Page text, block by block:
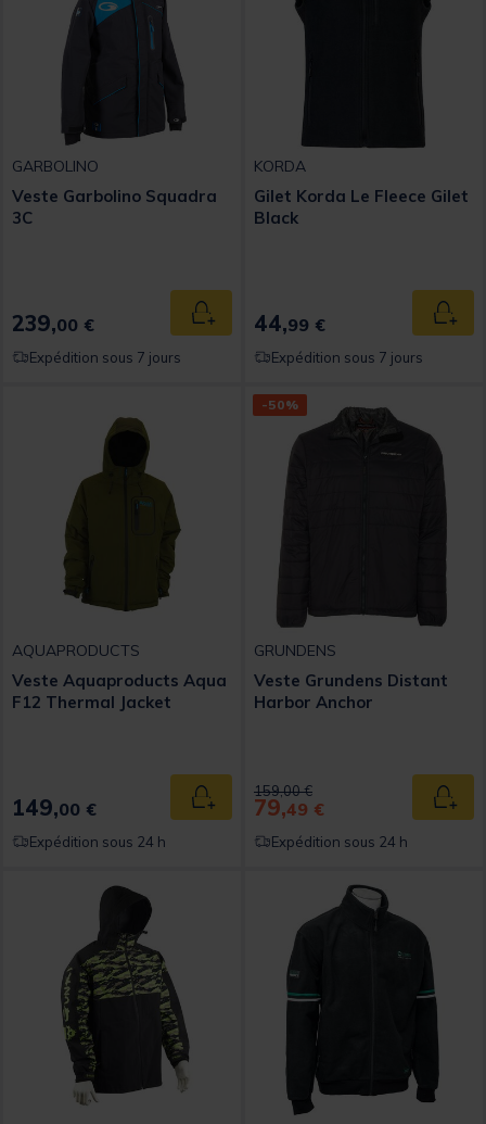
GARBOLINO
Veste Garbolino Squadra
3C
239,00 € Ajouter au panier
Expédition sous 7 jours
KORDA
Gilet Korda Le Fleece Gilet
Black
44,99 €
Expédition sous 7 jours
AQUAPRODUCTS
Veste Aquaproducts Aqua
F12 Thermal Jacket
149,00 € Ajouter au panier
Expédition sous 24 h
-50%
GRUNDENS
Veste Grundens Distant
Harbor Anchor
Price reduced from
159,00 €to
79,49 €
Expédition sous 24 h